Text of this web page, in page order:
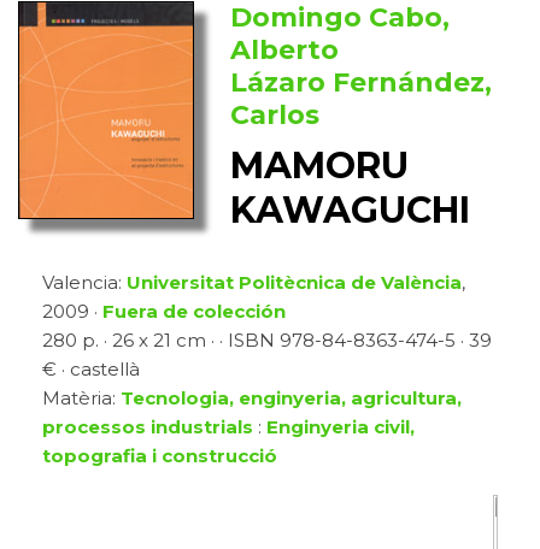
Domingo Cabo,
Alberto
Lázaro Fernández,
Carlos
MAMORU
KAWAGUCHI
Valencia: Universitat Politècnica de València,
2009 · Fuera de colección
280 p. · 26 x 21 cm · · ISBN 978-84-8363-474-5 · 39
€ · castellà
Matèria: Tecnologia, enginyeria, agricultura,
processos industrials : Enginyeria civil,
topografia i construcció